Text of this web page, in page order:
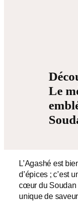
Le
L’Agashé est
d’épices ; c’est
cœur du Soudan
unique de